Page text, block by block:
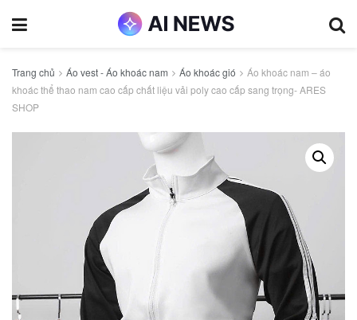
Trang chủ Áo vest - Áo khoác nam Áo khoác gió
Áo khoác nam – áo
khoác thể thao nam cao cấp chất liệu vải poly cao cấp sang trọng- ARES
SHOP